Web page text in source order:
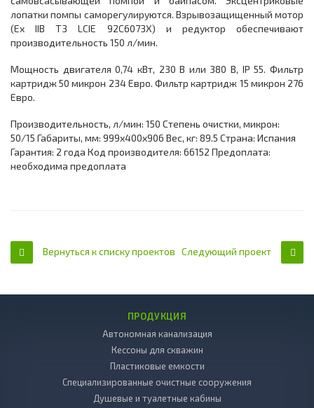
лопатки помпы саморегулируются. Взрывозащищенный мотор
(Ex IIB T3 LCIE 92C6073X) и редуктор обеспечивают
производительность 150 л/мин.
Мощность двигателя 0,74 кВт, 230 В или 380 В, IP 55. Фильтр
картридж 50 микрон 234 Евро. Фильтр картридж 15 микрон 276
Евро.
Производительность, л/мин: 150 Степень очистки, микрон:
50/15 Габариты, мм: 999x400x906 Вес, кг: 89.5 Страна: Испания
Гарантия: 2 года Код производителя: 66152 Предоплата:
необходима предоплата
Вернуться к списку проектов Следующий проект
ПРОДУКЦИЯ
Автономная канализация
Кессоны для скважин
Пластиковые емкости
Специализированные очистные сооружения
Душевые и туалетные кабины